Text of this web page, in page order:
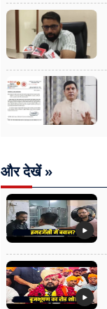
और देखें »